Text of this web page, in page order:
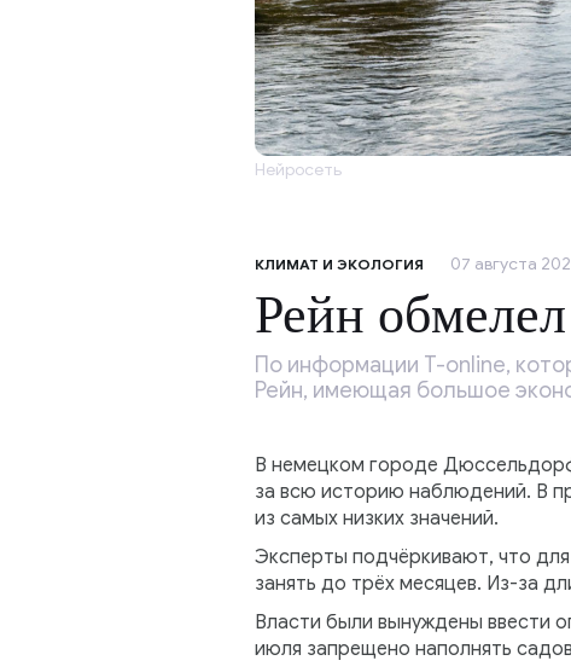
Нейросеть
КЛИМАТ И ЭКОЛОГИЯ 07 августа
Рейн
По информации T-online,
Рейн, имеющая большое
В немецком городе
за всю историю наблюдений. В
из самых низких значений.
Эксперты подчёркивают, что
занять до трёх месяцев. Из-за
Власти были вынуждены ввести
июля запрещено наполнять